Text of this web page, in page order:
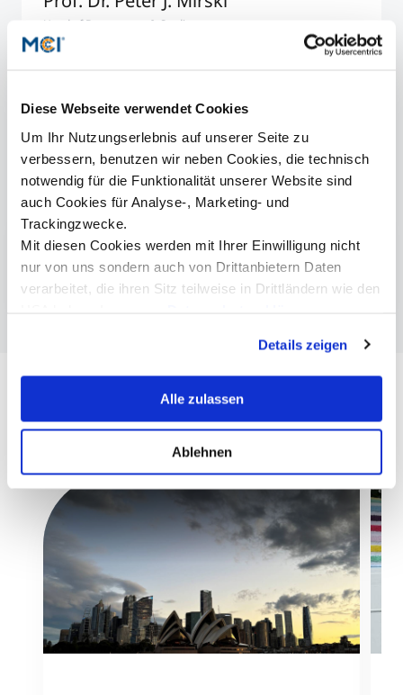
Diese Webseite verwendet Cookies
Um Ihr Nutzungserlebnis auf unserer Seite zu
verbessern, benutzen wir neben Cookies, die technisch
notwendig für die Funktionalität unserer Website sind
auch Cookies für Analyse-, Marketing- und
Trackingzwecke.
Mit diesen Cookies werden mit Ihrer Einwilligung nicht
nur von uns sondern auch von Drittanbietern Daten
verarbeitet, die ihren Sitz teilweise in Drittländern wie den
erklären Ihnen genau, was eine Datenübermittlung in die
USA bedeuten kann.
Details zeigen
Alle zulassen
Ablehnen
Head of Department & Studies
Weitere Informationen
Bachelor Management, Communication & IT
Master Management, Communication & IT